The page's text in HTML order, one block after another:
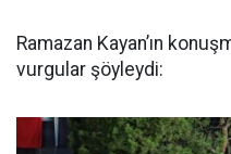
Ramazan Kayan’ın
vurgular şöyleydi: